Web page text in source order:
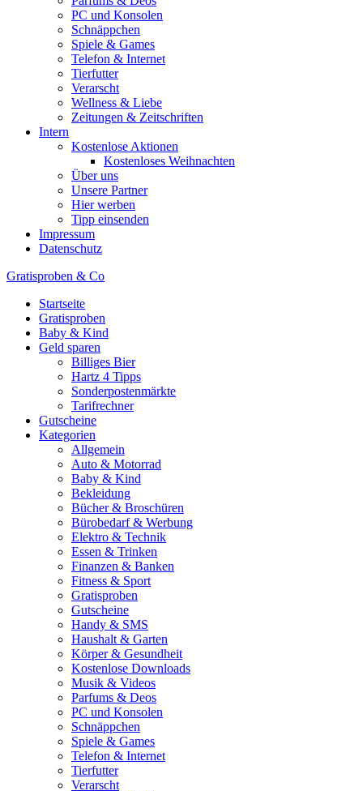
PC und Konsolen
Schnäppchen
Spiele & Games
Telefon & Internet
Tierfutter
Verarscht
Wellness & Liebe
Zeitungen & Zeitschriften
Intern
Kostenlose Aktionen
Kostenloses Weihnachten
Über uns
Unsere Partner
Hier werben
Tipp einsenden
Impressum
Datenschutz
Gratisproben & Co
Startseite
Gratisproben
Baby & Kind
Geld sparen
Billiges Bier
Hartz 4 Tipps
Sonderpostenmärkte
Tarifrechner
Gutscheine
Kategorien
Allgemein
Auto & Motorrad
Baby & Kind
Bekleidung
Bücher & Broschüren
Bürobedarf & Werbung
Elektro & Technik
Essen & Trinken
Finanzen & Banken
Fitness & Sport
Gratisproben
Gutscheine
Handy & SMS
Haushalt & Garten
Körper & Gesundheit
Kostenlose Downloads
Musik & Videos
Parfums & Deos
PC und Konsolen
Schnäppchen
Spiele & Games
Telefon & Internet
Tierfutter
Verarscht